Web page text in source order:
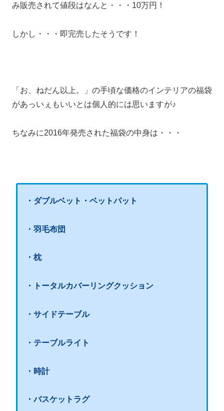
み販売されて値段はなんと・・・10万円！
しかし・・・即完売したそうです！
「お、ねだん以上。」の手頃な価格のインテリアの福袋
があっいぇもいいとは個人的には思いますが♪
ちなみに2016年発売された福袋の中身は・・・
・ダブルベット ・ベットパット
・羽毛布団
・枕
・トータルカバーリングクッション
・サイドテーブル
・テーブルライト
・時計
・バスケットラグ